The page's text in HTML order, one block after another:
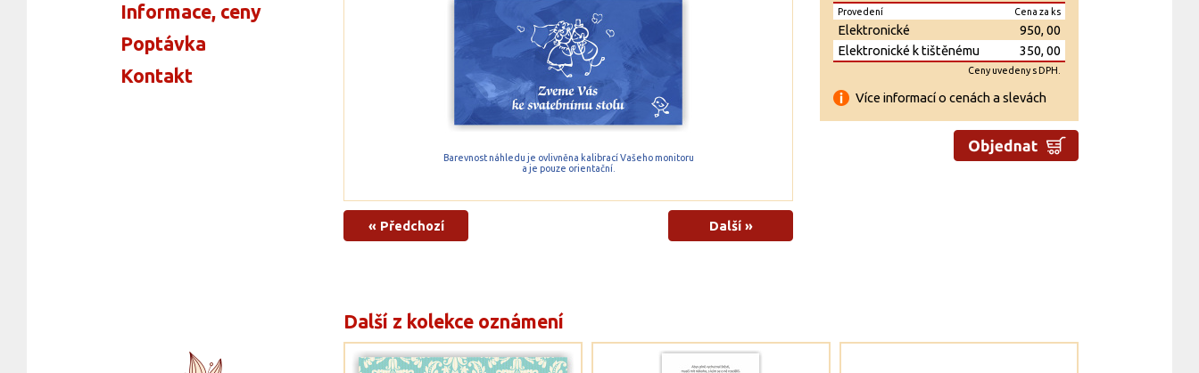
Informace, ceny
Poptávka
Kontakt
Barevnost náhledu je ovlivněna kalibrací Vašeho monitoru
a je pouze orientační.
« Předchozí Další »
Provedení Cena za ks
Elektronické
950, 00
Elektronické k tištěnému
350, 00
Ceny uvedeny s DPH.
Více informací o cenách a slevách
Další z kolekce oznámení